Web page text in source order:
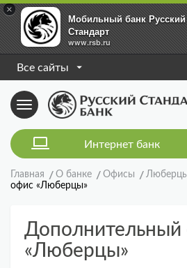
×
Мобильный банк Русский
Стандарт
www.rsb.ru
Все сайты
Toggle
navigation
Интернет банк
Главная О банке Офисы
офис «Люберцы»
Дополнительный
«Люберцы»